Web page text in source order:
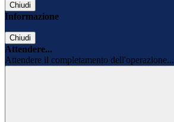
Chiudi
Informazione
Chiudi
Attendere...
Attendere il completamento dell'operazione...